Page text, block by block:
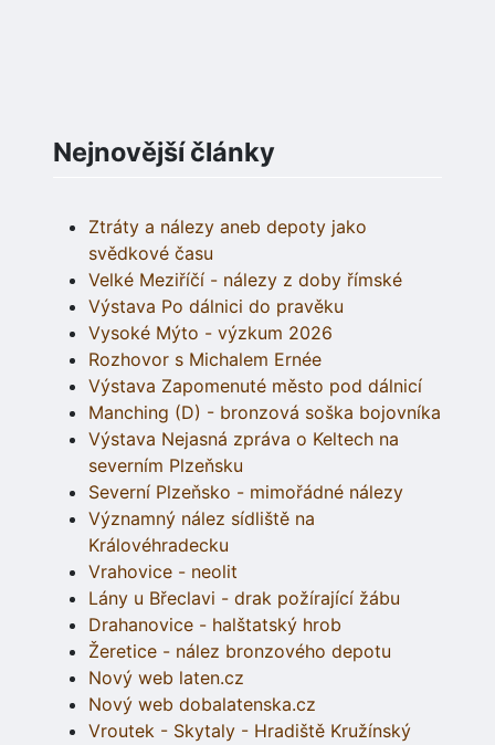
Nejnovější články
Ztráty a nálezy aneb depoty jako
svědkové času
Velké Meziříčí - nálezy z doby římské
Výstava Po dálnici do pravěku
Vysoké Mýto - výzkum 2026
Rozhovor s Michalem Ernée
Výstava Zapomenuté město pod dálnicí
Manching (D) - bronzová soška bojovníka
Výstava Nejasná zpráva o Keltech na
severním Plzeňsku
Severní Plzeňsko - mimořádné nálezy
Významný nález sídliště na
Královéhradecku
Vrahovice - neolit
Lány u Břeclavi - drak požírající žábu
Drahanovice - halštatský hrob
Žeretice - nález bronzového depotu
Nový web laten.cz
Nový web dobalatenska.cz
Vroutek - Skytaly - Hradiště Kružínský